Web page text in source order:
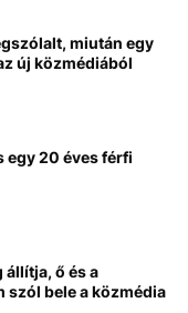
miután egy
új közmédiából
egy 20 éves férfi
állítja, ő és a
szól bele a közmédia